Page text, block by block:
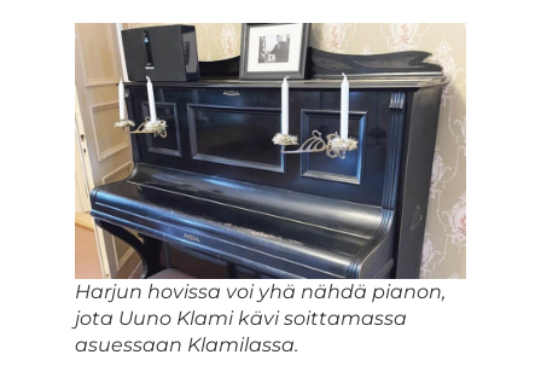
Harjun hovissa voi yhä nähdä pianon,
jota Uuno Klami kävi soittamassa
asuessaan Klamilassa.